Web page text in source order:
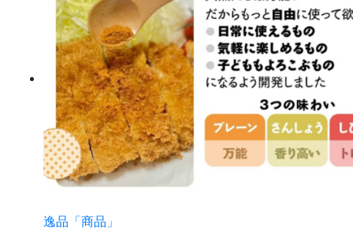
逸品「商品」